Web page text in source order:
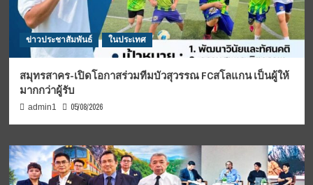
ข่าวประชาสัมพันธ์ ในประเทศ
สมุทรสาคร-เปิดโอกาสร่วมทีมบัวสุวรรณ FCสโลแกน เป็นผู้ให้
มากกว่าผู้รับ
admin1 05/08/2026